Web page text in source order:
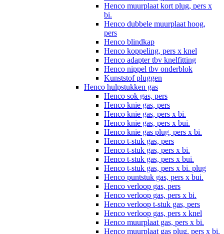
Henco muurplaat kort plug, pers x
bi.
Henco dubbele muurplaat hoog,
pers
Henco blindkap
Henco koppeling, pers x knel
Henco adapter tbv knelfitting
Henco nippel tbv onderblok
Kunststof pluggen
Henco hulpstukken gas
Henco sok gas, pers
Henco knie gas, pers
Henco knie gas, pers x bi.
Henco knie gas, pers x bui.
Henco knie gas plug, pers x bi.
Henco t-stuk gas, pers
Henco t-stuk gas, pers x bi.
Henco t-stuk gas, pers x bui.
Henco t-stuk gas, pers x bi. plug
Henco puntstuk gas, pers x bui.
Henco verloop gas, pers
Henco verloop gas, pers x bi.
Henco verloop t-stuk gas, pers
Henco verloop gas, pers x knel
Henco muurplaat gas, pers x bi.
Henco muurplaat gas plug, pers x bi.